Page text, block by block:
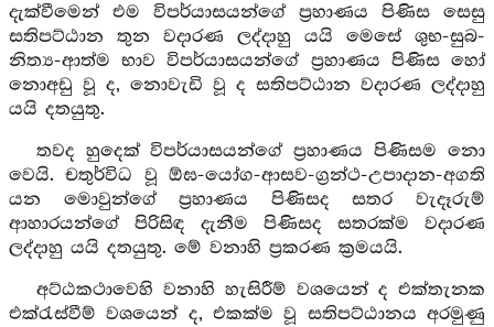
දැක්වීමෙන් එම විපර්යාසයන්ගේ ප්‍රහාණය පිණිස සෙසු
සතිපට්ඨාන තුන වදාරණ ලද්දාහු යයි මෙසේ ශුභ-සුබ-
නිත්‍ය-ආත්ම භාව විපර්යාසයන්ගේ ප්‍රහාණය පිණිස හෝ
නොඅඩු වූ ද, නොවැඩි වූ ද සතිපට්ඨාන වදාරණ ලද්දාහු
යයි දතයුතු.
තවද හුදෙක් විපර්යාසයන්ගේ ප්‍රහාණය පිණිසම නො
වෙයි. චතුර්විධ වූ ඕඝ-යෝග-ආසව-ග්‍රන්ථ-උපාදාන-අගති
යන මොවුන්ගේ ප්‍රහාණය පිණිසද සතර වැදෑරුම්
ආහාරයන්ගේ පිරිසිඳ දැනීම පිණිසද සතරක්ම වදාරණ
ලද්දාහු යයි දතයුතු. මේ වනාහි ප්‍රකරණ ක්‍රමයයි.
අට්ඨකථාවෙහි වනාහි හැසිරීම් වශයෙන් ද එක්තැනක
එක්රැස්වීම් වශයෙන් ද, එකක්ම වූ සතිපට්ඨානය අරමුණු